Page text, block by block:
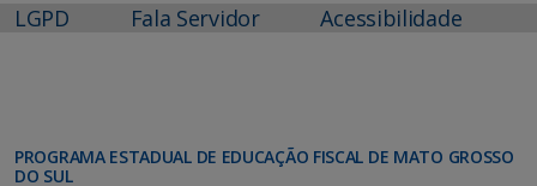
LGPD Fala Servidor Acessibilidade
PROGRAMA ESTADUAL DE EDUCAÇÃO FISCAL DE MATO GROSSO
DO SUL